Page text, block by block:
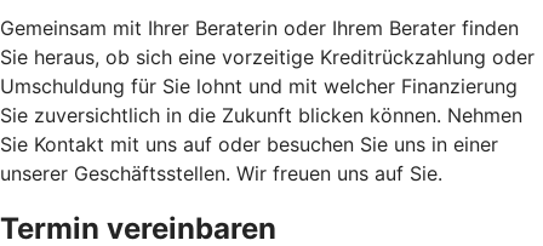
Gemeinsam mit Ihrer Beraterin oder Ihrem Berater finden
Sie heraus, ob sich eine vorzeitige Kreditrückzahlung oder
Umschuldung für Sie lohnt und mit welcher Finanzierung
Sie zuversichtlich in die Zukunft blicken können. Nehmen
Sie Kontakt mit uns auf oder besuchen Sie uns in einer
unserer Geschäftsstellen. Wir freuen uns auf Sie.
Termin vereinbaren